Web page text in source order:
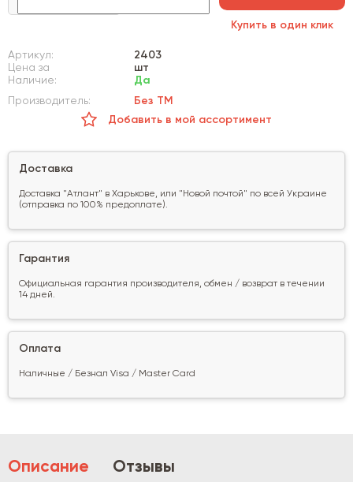
Купить в один клик
Артикул:
2403
Цена за
шт
Наличие:
Да
Производитель:
Без ТМ
Добавить в мой ассортимент
Доставка
Доставка "Атлант" в Харькове, или "Новой почтой" по всей Украине
(отправка по 100% предоплате).
Гарантия
Официальная гарантия производителя, обмен / возврат в течении
14 дней.
Оплата
Наличные / Безнал Visa / Master Card
Описание Отзывы